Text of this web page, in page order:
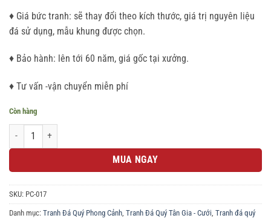
♦ Giá bức tranh: sẽ thay đổi theo kích thước, giá trị nguyên liệu
đá sử dụng, mẫu khung được chọn.
♦ Bảo hành: lên tới 60 năm, giá gốc tại xưởng.
♦ Tư vấn -vận chuyển miễn phí
Còn hàng
Tranh đá quý thuận buồm xuôi gió biển số lượng
MUA NGAY
SKU: PC-017
Danh mục: Tranh Đá Quý Phong Cảnh Tranh Đá Quý Tân Gia - Cưới Tranh đá quý